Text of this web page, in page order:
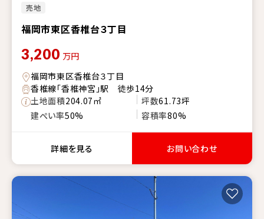
売地
福岡市東区香椎台３丁目
3,200 万円
福岡市東区香椎台３丁目
香椎線「香椎神宮」駅 徒歩14分
土地面積204.07㎡ 坪数61.73坪
建ぺい率50% 容積率80%
詳細を見る お問い合わせ